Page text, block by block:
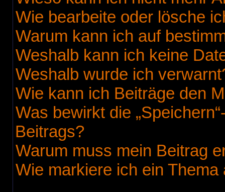
Wie bearbeite oder lösche
Warum kann ich auf
Weshalb kann ich keine
Weshalb wurde ich
Wie kann ich Beiträge den
Was bewirkt die
Beitrags?
Warum muss mein Beitrag
Wie markiere ich ein Thema